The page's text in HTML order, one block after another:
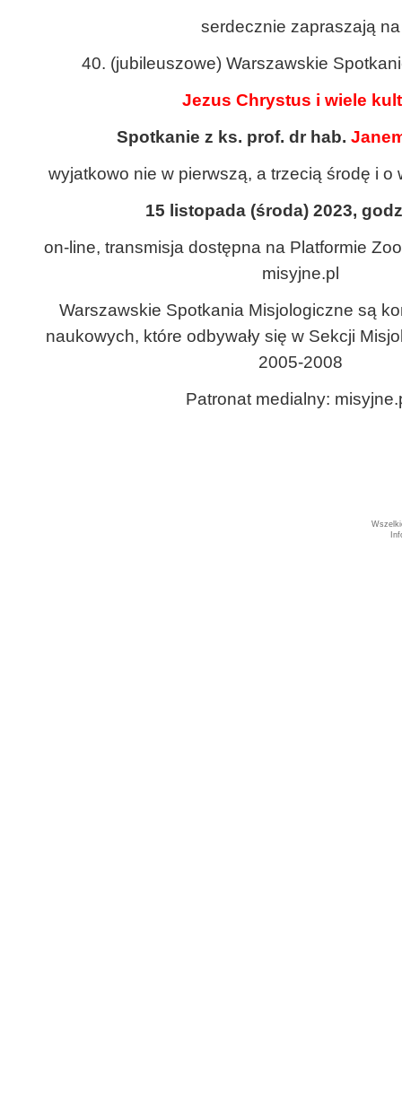
serdecznie zapraszają na
40. (jubileuszowe) Warszawskie
Jezus Chrystus i wiele
Spotkanie z ks. prof. dr hab.
wyjatkowo nie w pierwszą, a trzecią środę i o
15 listopada (środa) 2023,
on-line, transmisja dostępna na Platformie
misyjne.pl
Warszawskie Spotkania Misjologiczne są
naukowych, które odbywały się w Sekcji
2005-2008
Patronat medialny: